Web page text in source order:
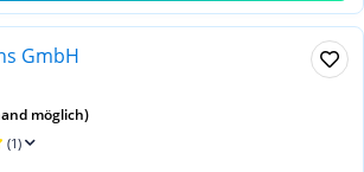
möglich)
(1)